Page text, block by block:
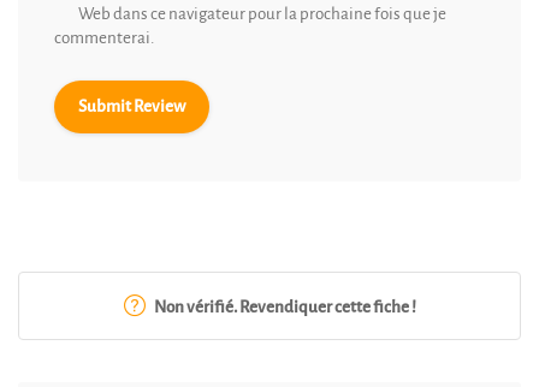
Web dans ce navigateur pour la prochaine fois que je
commenterai.
Non vérifié. Revendiquer cette fiche !